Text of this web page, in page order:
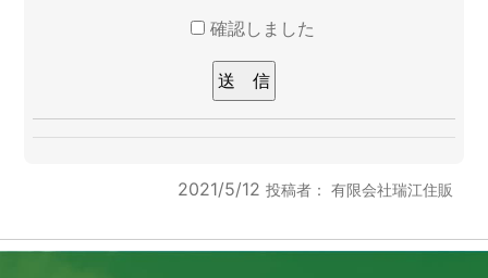
確認しました
2021/5/12 投稿者： 有限会社瑞江住販